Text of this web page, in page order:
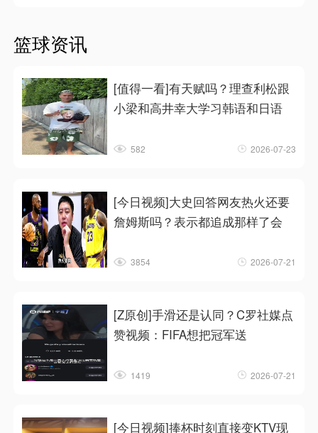
篮球资讯
[值得一看]有天赋吗？理查利松跟
小梁和高井幸大学习韩语和日语
582 2026-07-23
[今日视频]大史回答网友热火还要
詹姆斯吗？表示都追成那样了会
3854 2026-07-21
[Z原创]手滑还是认同？C罗社媒点
赞视频：FIFA想把冠军送
1419 2026-07-21
[今日视频]捧杯时刻直接变KTV现